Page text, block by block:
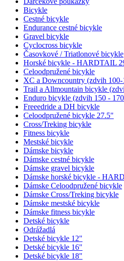
Bicykle
Cestné bicykle
Endurance cestné bicykle
Gravel bicykle
Cyclocross bicykle
Časovkové / Triatlonové bicykle
Horské bicykle - HARDTAIL
Celoodpružené bicykle
XC a Downcountry (zdvih 100-
Trail a Allmountain bicykle
Enduro bicykle (zdvih 150 -
Freeedride a DH bicykle
Celoodpružené bicykle 27.5"
Cross/Treking bicykle
Fitness bicykle
Mestské bicykle
Dámske bicykle
Dámske cestné bicykle
Dámske gravel bicykle
Dámske horské bicykle -
Dámske Celoodpružené bicykle
Dámske Cross/Treking bicykle
Dámske mestské bicykle
Dámske fitness bicykle
Detské bicykle
Odrážadlá
Detské bicykle 12"
Detské bicykle 16"
Detské bicykle 18"